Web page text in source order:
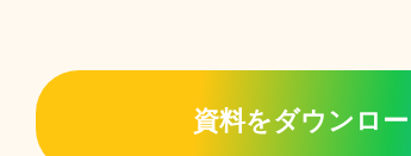
資料をダウンロ